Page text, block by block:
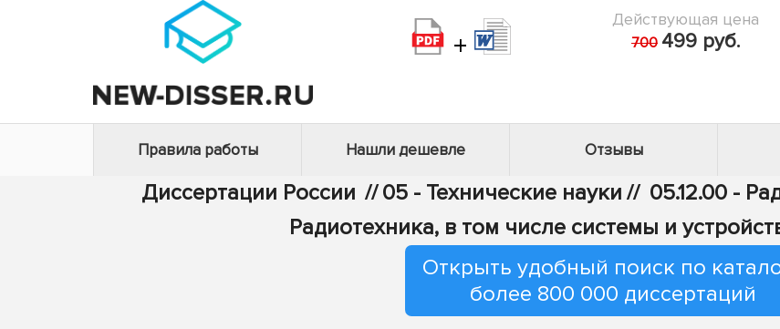
+
Действующая цена
700 499 руб.
Правила работы Нашли дешевле Отзывы
Диссертации России // 05 - Технические науки // 05.12.00 -
Радиотехника, в том числе системы и
Открыть удобный поиск по
более 800 000 диссертаций